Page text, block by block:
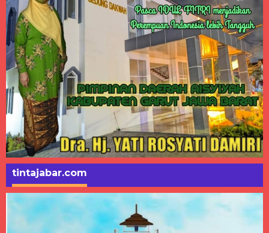
tintajabar.com